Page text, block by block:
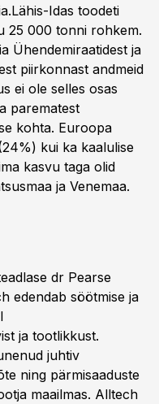
Idas toodeti
25 000 tonni rohkem.
Ühendemiraatidest ja
piirkonnast andmeid
ei ole selles osas
parematest
kohta. Euroopa
kui ka kaalulise
kasvu taga olid
ja Venemaa.
dr Pearse
edendab söötmise ja
ja tootlikkust.
juhtiv
ning pärmisaaduste
maailmas. Alltech